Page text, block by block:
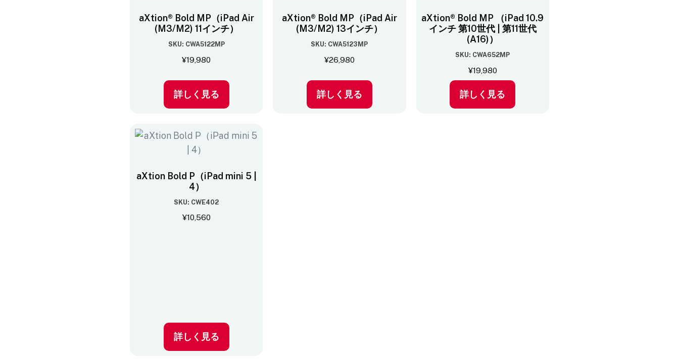
aXtion® Bold MP（iPad Air
(M3/M2) 11インチ）
SKU: CWA5122MP
¥19,980
詳しく見る
aXtion® Bold MP（iPad Air
(M3/M2) 13インチ）
SKU: CWA5123MP
¥26,980
詳しく見る
aXtion® Bold MP （iPad 10.9
インチ 第10世代 | 第11世代
(A16)）
SKU: CWA652MP
¥19,980
詳しく見る
aXtion Bold P（iPad mini 5 |
4）
SKU: CWE402
¥10,560
詳しく見る